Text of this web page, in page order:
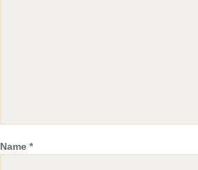
Name *